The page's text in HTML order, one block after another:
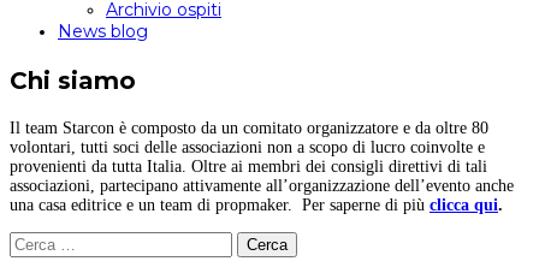
Archivio ospiti
News blog
Chi siamo
Il team Starcon è composto da un comitato organizzatore e da oltre 80
volontari, tutti soci delle associazioni non a scopo di lucro coinvolte e
provenienti da tutta Italia. Oltre ai membri dei consigli direttivi di tali
associazioni, partecipano attivamente all’organizzazione dell’evento anche
una casa editrice e un team di propmaker. Per saperne di più clicca qui.
Ricerca
per: